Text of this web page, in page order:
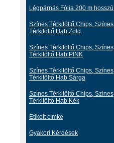
Légpárnás Fólia 200 m hosszú
Színes Térkitöltő Chips, Színes
Térkitöltő Hab Zöld
Színes Térkitöltő Chips, Színes
Térkitöltő Hab PINK
Színes Térkitöltő Chips, Színes
Térkitöltő Hab Sárga
Színes Térkitöltő Chips, Színes
Térkitöltő Hab Kék
Etikett címke
Gyakori Kérdések